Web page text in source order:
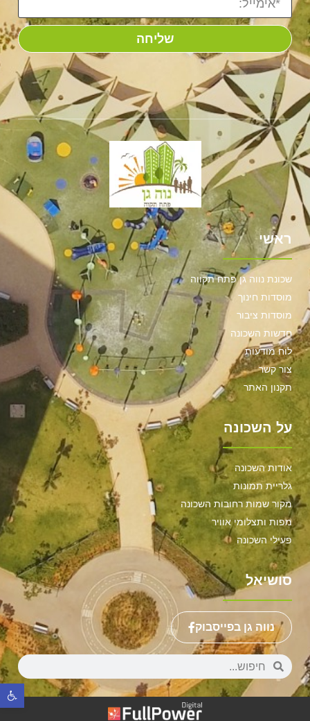
פתח
שליחה
ראשי
שכונת נווה גן פתח תקווה
מוסדות חינוך
מוסדות ציבור
חדשות השכונה
לוח מודעות
צור קשר
תקנון האתר
על השכונה
אודות השכונה
גלריית תמונות
מקור שמות רחובות השכונה
מפות ותצלומי אוויר
פעילי השכונה
סושיאל
נווה גן בפייסבוק